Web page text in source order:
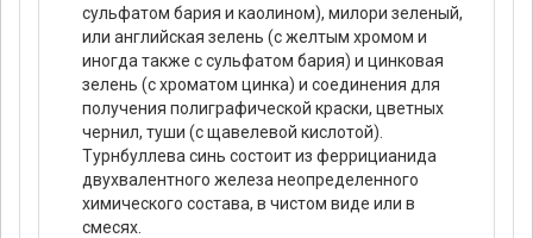
сульфатом бария и каолином), милори зеленый,
или английская зелень (с желтым хромом и
иногда также с сульфатом бария) и цинковая
зелень (с хроматом цинка) и соединения для
получения полиграфической краски, цветных
чернил, туши (с щавелевой кислотой).
Турнбуллева синь состоит из феррицианида
двухвалентного железа неопределенного
химического состава, в чистом виде или в
смесях.